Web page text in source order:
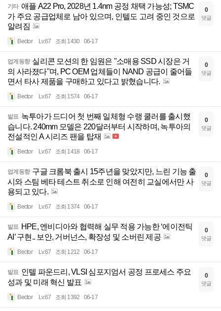
기타 애플 A22 Pro, 2028년 1.4nm 공정 채택 가능성; TSMC
가 주요 공급업체로 남아 있으며, 인텔도 고려 중인 것으로
알려짐
Bector Lv.67 조회 1430 06-17
0
댓글
업계동향 실리콘 모션의 한 임원은 "소매용 SSD 시장은 거
의 사라졌다"며, PC OEM 업체들이 NAND 공급이 줄어들
면서 타사 제품을 구매하고 있다고 밝혔습니다.
Bector Lv.67 조회 1574 06-17
0
댓글
발표 녹투아가 드디어 첫 번째 일체형 수랭 쿨러를 출시했
습니다. 240mm 모델은 220달러부터 시작하며, 녹투아의
전설적인 A 시리즈 팬을 탑재
Bector Lv.67 조회 1418 06-17
0
댓글
업계동향 구글 크롬북 출시 15주년을 맞았지만, 느린 기능 출
시와 스팀 베타 테스트 취소로 인해 여전히 교실에서만 사
용되고 있다.
Bector Lv.67 조회 1374 06-17
0
댓글
발표 HPE, 엔비디아와 협력해 실무 적용 가능한 ‘에이전틱
AI’ 구현.. 보안, 거버넌스, 확장성 및 소버린 제공
Bector Lv.67 조회 1212 06-17
0
댓글
발표 인텔 파운드리, VLSI 심포지엄서 공정 프로세스 주요
성과 및 미래 혁신 발표
Bector Lv.67 조회 1392 06-17
0
댓글